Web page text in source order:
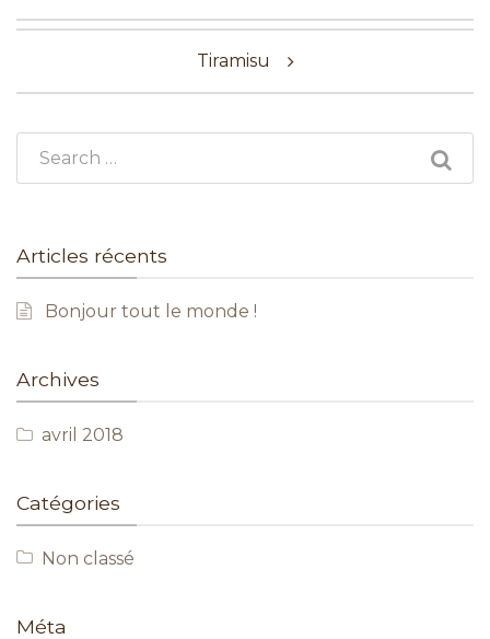
Articles récents
Bonjour tout le monde !
Archives
avril 2018
Catégories
Non classé
Méta
Tiramisu